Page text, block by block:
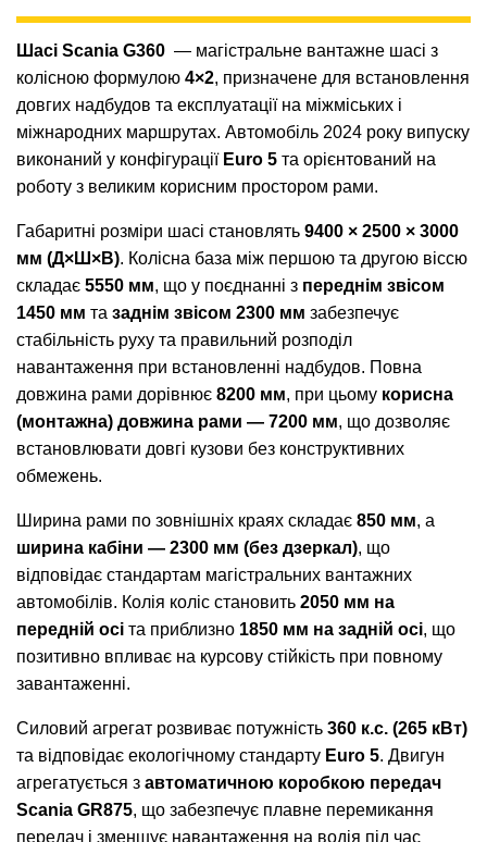
Шасі Scania G360 — магістральне вантажне шасі з
колісною формулою 4×2, призначене для встановлення
довгих надбудов та експлуатації на міжміських і
міжнародних маршрутах. Автомобіль 2024 року випуску
виконаний у конфігурації Euro 5 та орієнтований на
роботу з великим корисним простором рами.
Габаритні розміри шасі становлять 9400 × 2500 × 3000
мм (Д×Ш×В). Колісна база між першою та другою віссю
складає 5550 мм, що у поєднанні з переднім звісом
1450 мм та заднім звісом 2300 мм забезпечує
стабільність руху та правильний розподіл
навантаження при встановленні надбудов. Повна
довжина рами дорівнює 8200 мм, при цьому корисна
(монтажна) довжина рами — 7200 мм, що дозволяє
встановлювати довгі кузови без конструктивних
обмежень.
Ширина рами по зовнішніх краях складає 850 мм, а
ширина кабіни — 2300 мм (без дзеркал), що
відповідає стандартам магістральних вантажних
автомобілів. Колія коліс становить 2050 мм на
передній осі та приблизно 1850 мм на задній осі, що
позитивно впливає на курсову стійкість при повному
завантаженні.
Силовий агрегат розвиває потужність 360 к.с. (265 кВт)
та відповідає екологічному стандарту Euro 5. Двигун
агрегатується з автоматичною коробкою передач
Scania GR875, що забезпечує плавне перемикання
передач і зменшує навантаження на водія під час